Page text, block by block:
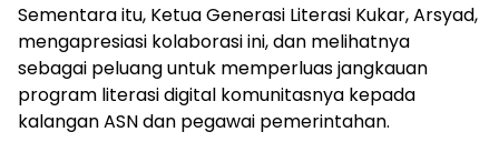
Sementara itu, Ketua Generasi Literasi Kukar, Arsyad,
mengapresiasi kolaborasi ini, dan melihatnya
sebagai peluang untuk memperluas jangkauan
program literasi digital komunitasnya kepada
kalangan ASN dan pegawai pemerintahan.